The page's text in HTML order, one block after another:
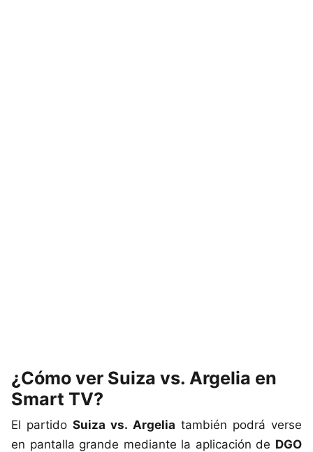
¿Cómo ver Suiza vs. Argelia en
Smart TV?
El partidoSuiza vs. Argelia también podrá verse
en pantalla grande mediante la aplicación de DGO